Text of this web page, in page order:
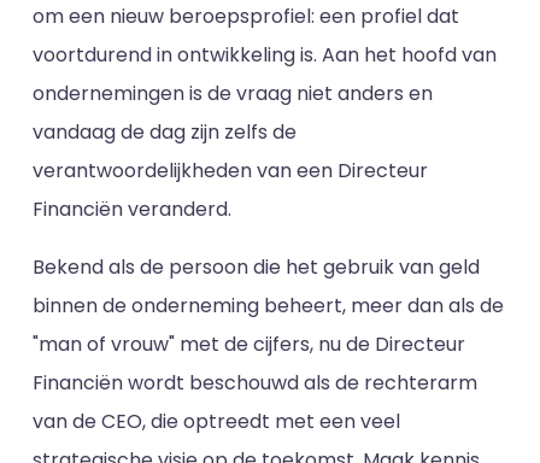
om een nieuw beroepsprofiel: een profiel dat
voortdurend in ontwikkeling is. Aan het hoofd van
ondernemingen is de vraag niet anders en
vandaag de dag zijn zelfs de
verantwoordelijkheden van een Directeur
Financiën veranderd.
Bekend als de persoon die het gebruik van geld
binnen de onderneming beheert, meer dan als de
"man of vrouw" met de cijfers, nu de Directeur
Financiën wordt beschouwd als de rechterarm
van de CEO, die optreedt met een veel